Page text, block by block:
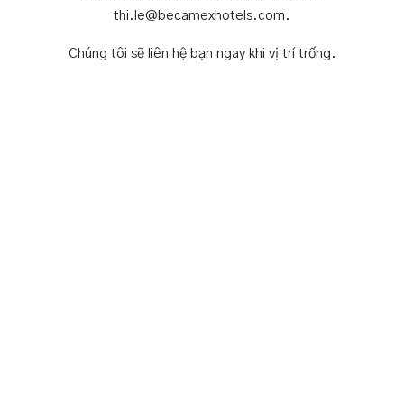
thi.le@becamexhotels.com.
Chúng tôi sẽ liên hệ bạn ngay khi vị trí trống.